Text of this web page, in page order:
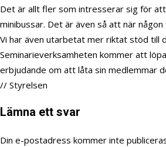
Det är allt fler som intresserar sig för
minibussar. Det är även så att när
Vi har även utarbetat mer riktat stöd till
Seminarieverksamheten kommer att
erbjudande om att låta sin medlemmar
// Styrelsen
Lämna ett svar
Din e-postadress kommer inte